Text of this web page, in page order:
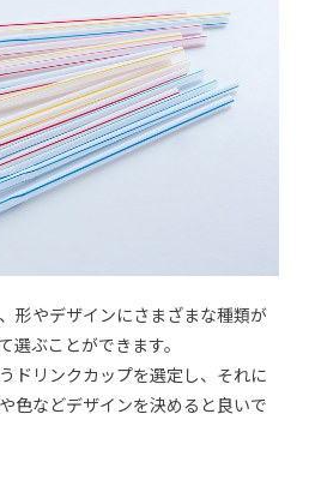
形やデザインにさまざまな種類が
選ぶことができます。
ドリンクカップを選定し、それに
色などデザインを決めると良いで